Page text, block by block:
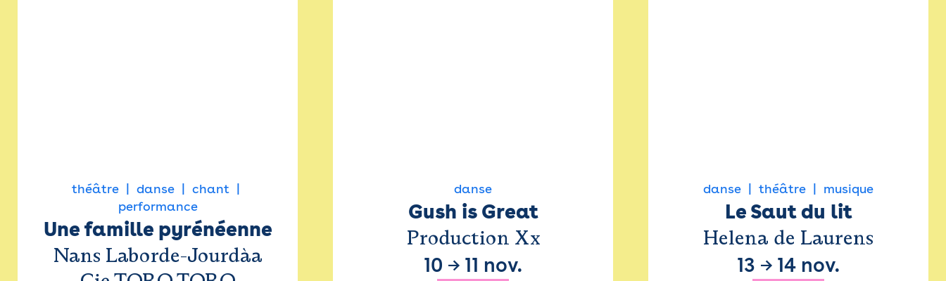
théâtre danse
chant
performance
Une famille pyrénéenne
Nans Laborde-Jourdàa
danse
Gush is Great
Production Xx
10 → 11 nov.
danse théâtre musique
Le Saut du lit
Helena de Laurens
13 → 14 nov.